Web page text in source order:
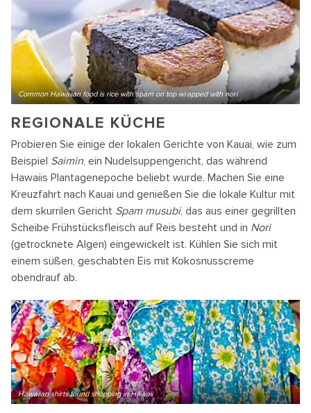
Common Hawaiian food is rice with spam on top wrapped with nori
REGIONALE KÜCHE
Probieren Sie einige der lokalen Gerichte von Kauai, wie zum
Beispiel Saimin, ein Nudelsuppengericht, das während
Hawaiis Plantagenepoche beliebt wurde. Machen Sie eine
Kreuzfahrt nach Kauai und genießen Sie die lokale Kultur mit
dem skurrilen Gericht Spam musubi, das aus einer gegrillten
Scheibe Frühstücksfleisch auf Reis besteht und in Nori
(getrocknete Algen) eingewickelt ist. Kühlen Sie sich mit
einem süßen, geschabten Eis mit Kokosnusscreme
obendrauf ab.
Hawaiian shirts found shopping in Hawaii